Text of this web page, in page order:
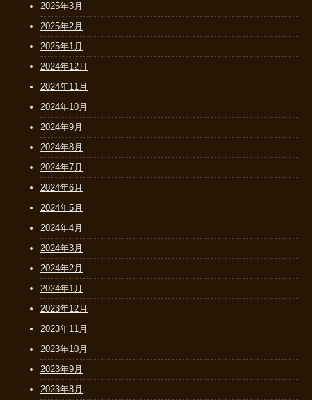
2025年3月
2025年2月
2025年1月
2024年12月
2024年11月
2024年10月
2024年9月
2024年8月
2024年7月
2024年6月
2024年5月
2024年4月
2024年3月
2024年2月
2024年1月
2023年12月
2023年11月
2023年10月
2023年9月
2023年8月